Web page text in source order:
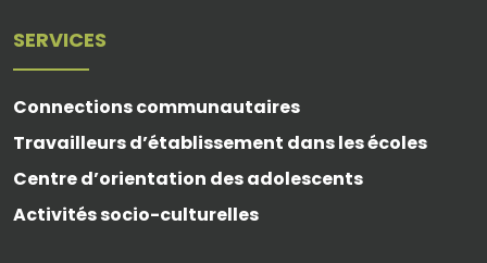
SERVICES
Connections communautaires
Travailleurs d’établissement dans les écoles
Centre d’orientation des adolescents
Activités socio-culturelles